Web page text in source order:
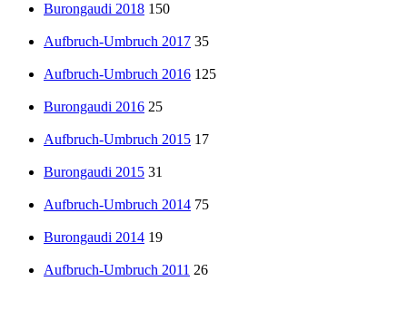
Burongaudi 2018 150
Aufbruch-Umbruch 2017 35
Aufbruch-Umbruch 2016 125
Burongaudi 2016 25
Aufbruch-Umbruch 2015 17
Burongaudi 2015 31
Aufbruch-Umbruch 2014 75
Burongaudi 2014 19
Aufbruch-Umbruch 2011 26